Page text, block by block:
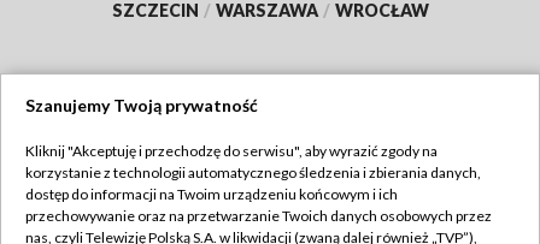
SZCZECIN / WARSZAWA / WROCŁAW
TVP
Abonament TVP
Regulamin TVP
Szanujemy Twoją prywatność
Kliknij "Akceptuję i przechodzę do serwisu", aby wyrazić zgody na
korzystanie z technologii automatycznego śledzenia i zbierania danych,
dostęp do informacji na Twoim urządzeniu końcowym i ich
przechowywanie oraz na przetwarzanie Twoich danych osobowych przez
nas, czyli Telewizję Polską S.A. w likwidacji (zwaną dalej również „TVP”),